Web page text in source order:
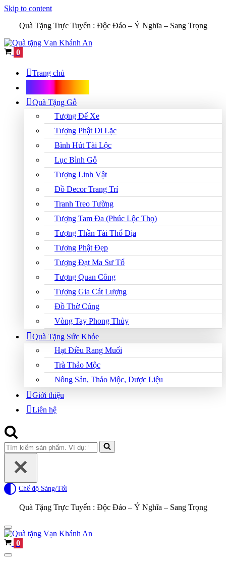
Skip to content
Quà Tặng Trực Tuyến : Độc Đáo – Ý Nghĩa – Sang Trọng
Cart
0
Trang chủ
Quà Tặng Gỗ
Tượng Để Xe
Tượng Phật Di Lặc
Bình Hút Tài Lộc
Lục Bình Gỗ
Tượng Linh Vật
Đồ Decor Trang Trí
Tranh Treo Tường
Tượng Tam Đa (Phúc Lộc Thọ)
Tượng Thần Tài Thổ Địa
Tượng Phật Đẹp
Tượng Đạt Ma Sư Tổ
Tượng Quan Công
Tượng Gia Cát Lượng
Đồ Thờ Cúng
Vòng Tay Phong Thủy
Quà Tặng Sức Khỏe
Hạt Điều Rang Muối
Trà Thảo Mộc
Nông Sản, Thảo Mộc, Dược Liệu
Giới thiệu
Liên hệ
Search
for...
Chế độ Sáng/Tối
Quà Tặng Trực Tuyến : Độc Đáo – Ý Nghĩa – Sang Trọng
Navigation
Menu
Cart
0
Navigation